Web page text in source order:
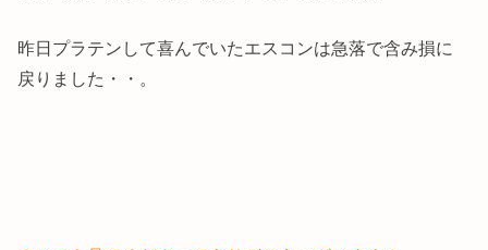
昨日プラテンして喜んでいたエスコンは急落で含み損に
戻りました・・。